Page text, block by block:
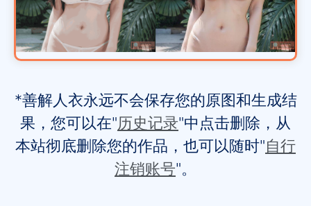
*善解人衣永远不会保存您的原图和生成结
果，您可以在"历史记录"中点击删除，从
本站彻底删除您的作品，也可以随时"自行
注销账号"。